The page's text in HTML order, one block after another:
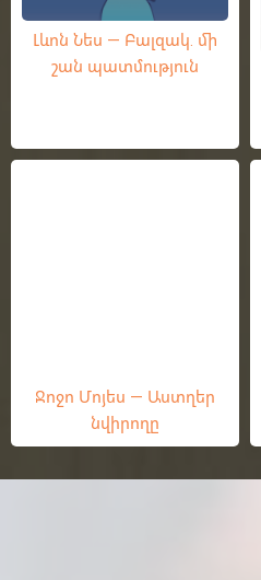
Լևոն Նես — Բալզակ. մի
շան պատմություն
Ջոջո Մոյես — Աստղեր
նվիրողը